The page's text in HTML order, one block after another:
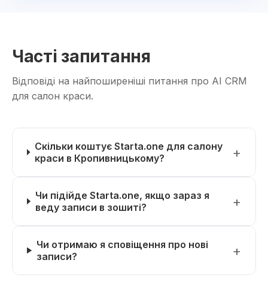
Часті запитання
Відповіді на найпоширеніші питання про AI CRM
для салон краси.
Скільки коштує Starta.one для салону
краси в Кропивницькому?
Чи підійде Starta.one, якщо зараз я
веду записи в зошиті?
Чи отримаю я сповіщення про нові
записи?